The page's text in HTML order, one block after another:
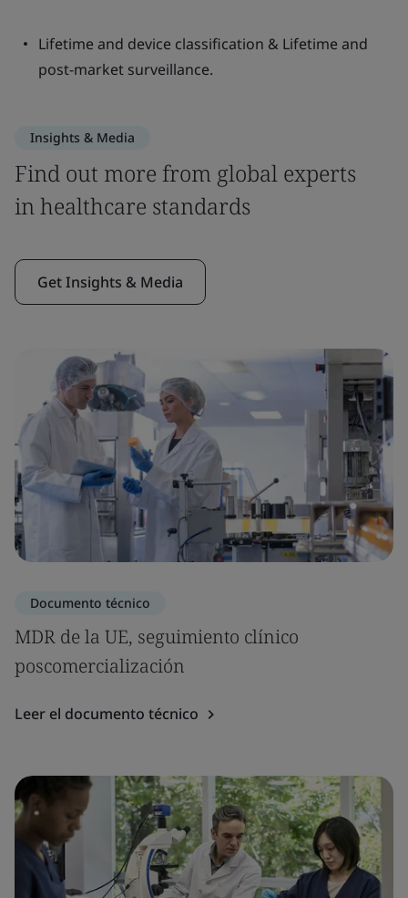
Lifetime and device classification & Lifetime and
post-market surveillance.
Insights & Media
Find out more from global experts
in healthcare standards
Get Insights & Media
Documento técnico
MDR de la UE, seguimiento clínico
poscomercialización
Leer el documento técnico